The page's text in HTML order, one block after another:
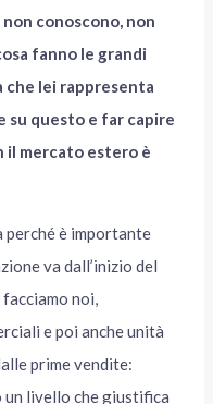
conoscono, non
fanno le grandi
che lei rappresenta
su questo e far capire
il mercato estero è
perché è importante
va dall’inizio del
noi,
e poi anche unità
prime vendite:
livello che giustifica